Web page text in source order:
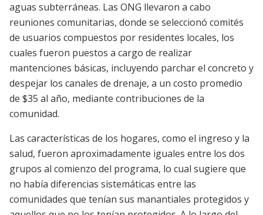
aguas subterráneas. Las ONG llevaron a cabo
reuniones comunitarias, donde se seleccionó comités
de usuarios compuestos por residentes locales, los
cuales fueron puestos a cargo de realizar
mantenciones básicas, incluyendo parchar el concreto y
despejar los canales de drenaje, a un costo promedio
de $35 al año, mediante contribuciones de la
comunidad.
Las características de los hogares, como el ingreso y la
salud, fueron aproximadamente iguales entre los dos
grupos al comienzo del programa, lo cual sugiere que
no había diferencias sistemáticas entre las
comunidades que tenían sus manantiales protegidos y